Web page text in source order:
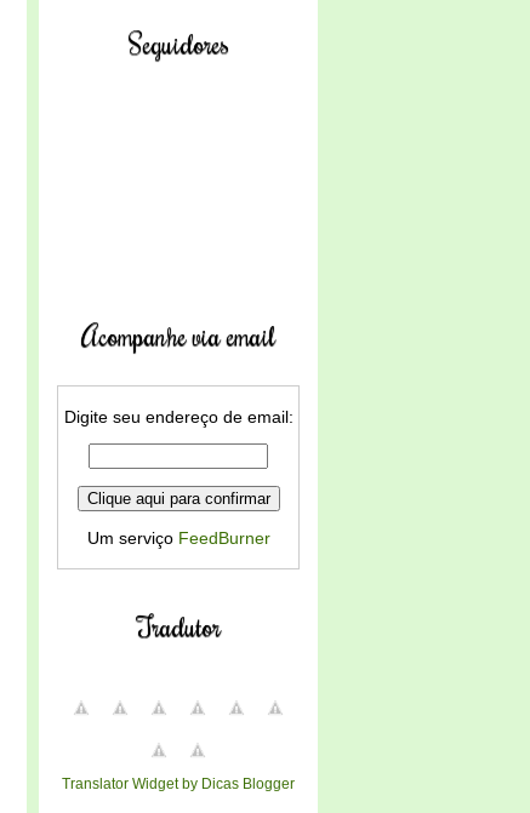
Seguidores
Acompanhe via email
Digite seu endereço de email:
Um serviço FeedBurner
Tradutor
Translator Widget by Dicas Blogger